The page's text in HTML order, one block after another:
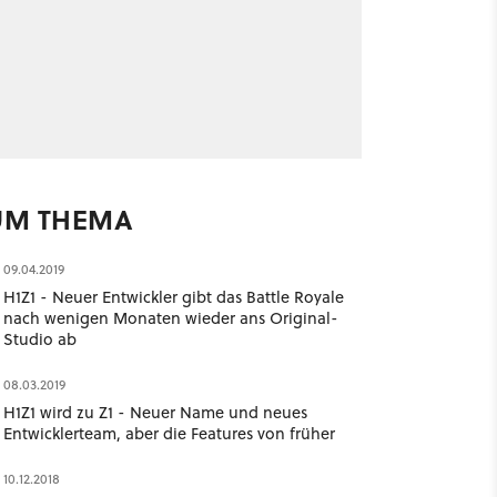
THEMA
09.04.2019
H1Z1 - Neuer Entwickler gibt das Battle Royale
nach wenigen Monaten wieder ans Original-
Studio ab
08.03.2019
H1Z1 wird zu Z1 - Neuer Name und neues
Entwicklerteam, aber die Features von früher
10.12.2018